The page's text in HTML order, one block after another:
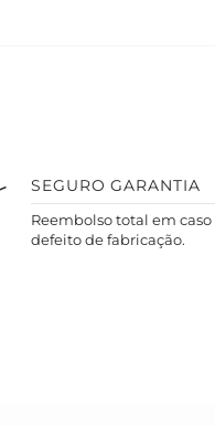
SEGURO GARANTIA
Reembolso total em caso
defeito de fabricação.